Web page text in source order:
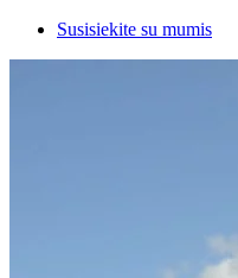
Susisiekite su mumis